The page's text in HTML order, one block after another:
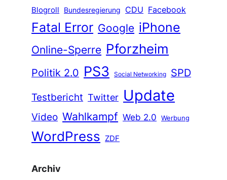
Blogroll Bundesregierung CDU Facebook
Fatal Error Google iPhone
Online-Sperre Pforzheim
Politik 2.0 PS3 Social Networking
SPD
Testbericht Twitter Update
Video Wahlkampf Web 2.0 Werbung
WordPress ZDF
Archiv